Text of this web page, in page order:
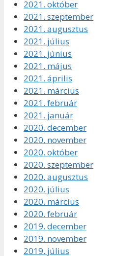
2021. október
2021. szeptember
2021. augusztus
2021. július
2021. június
2021. május
2021. április
2021. március
2021. február
2021. január
2020. december
2020. november
2020. október
2020. szeptember
2020. augusztus
2020. július
2020. március
2020. február
2019. december
2019. november
2019. július